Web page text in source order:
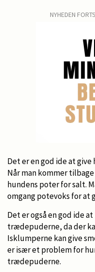
NYHEDEN
Det er en god ide at
Når man kommer
hundens poter for salt.
omgang potevoks for at
Det er også en god ide
trædepuderne, da der
Isklumperne kan give
er især et problem for
trædepuderne.